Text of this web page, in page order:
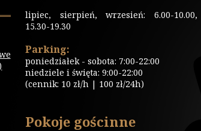
lipiec, sierpień, wrzesień: 6.00-10.00,
15.30-19.30
Parking:
poniedziałek - sobota: 7:00-22:00
niedziele i święta: 9:00-22:00
(cennik: 10 zł/h | 100 zł/24h)
Pokoje gościnne